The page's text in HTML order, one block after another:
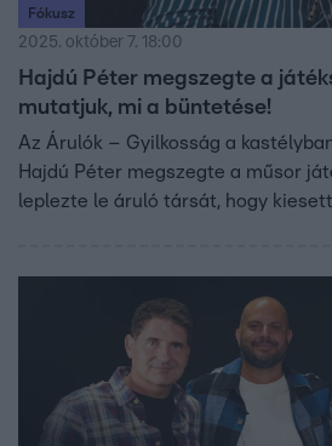
Fókusz
2025. október 7. 18:00
Hajdú Péter megszegte a
mutatjuk, mi a büntetése!
Az Árulók – Gyilkosság a
Hajdú Péter megszegte a műsor
leplezte le áruló társát, hogy